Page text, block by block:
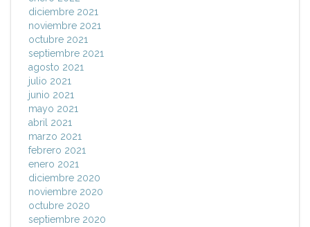
diciembre 2021
noviembre 2021
octubre 2021
septiembre 2021
agosto 2021
julio 2021
junio 2021
mayo 2021
abril 2021
marzo 2021
febrero 2021
enero 2021
diciembre 2020
noviembre 2020
octubre 2020
septiembre 2020